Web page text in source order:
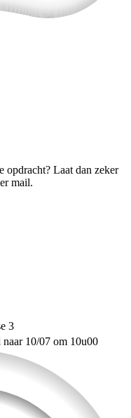
Laat dan zeker
mail.
3
10/07 om 10u00